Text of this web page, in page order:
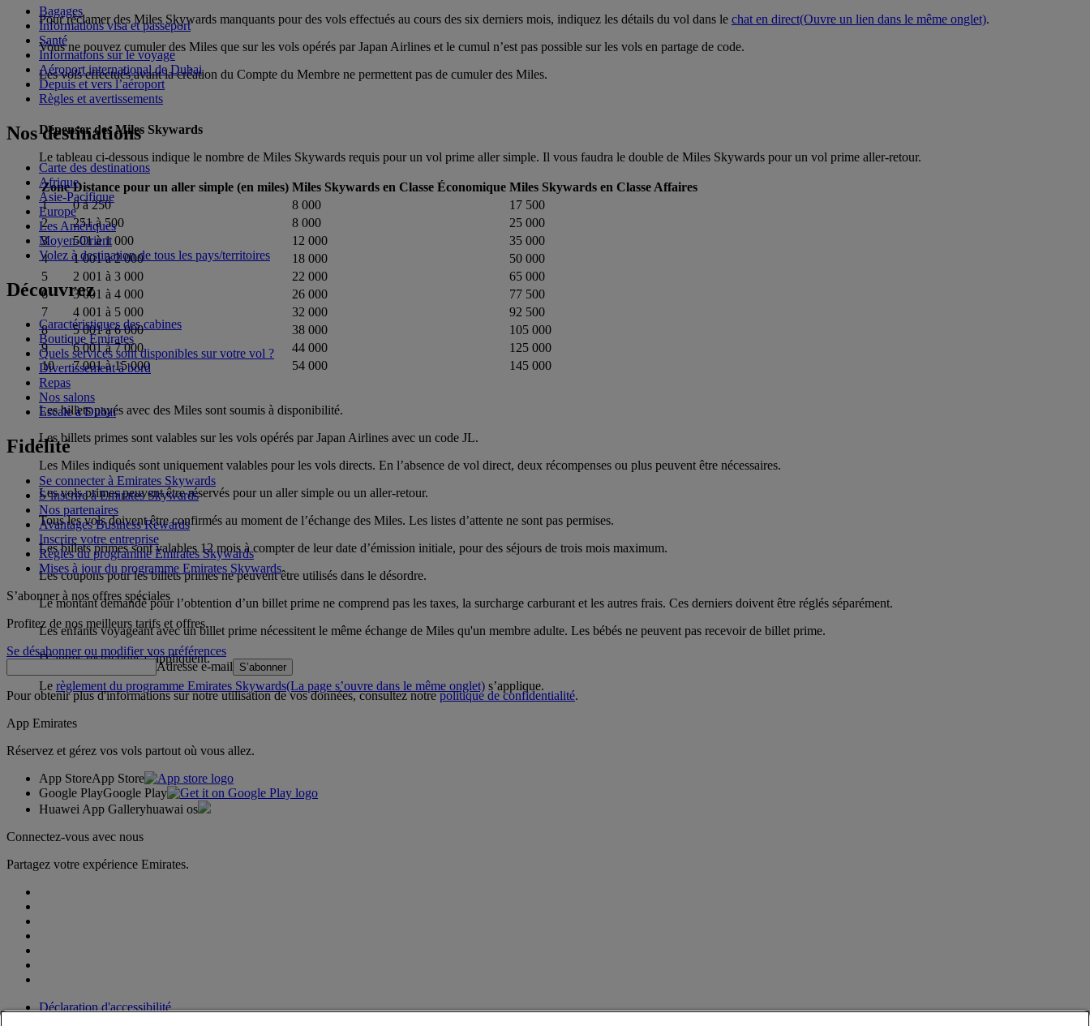
Pour réclamer des Miles Skywards manquants pour des vols effectués au cours des six derniers mois, indiquez les détails du vol dans le chat en direct(Ouvre un lien dans le même onglet).
Vous ne pouvez cumuler des Miles que sur les vols opérés par Japan Airlines et le cumul n’est pas possible sur les vols en partage de code.
Les vols effectués avant la création du Compte du Membre ne permettent pas de cumuler des Miles.
Dépenser des Miles Skywards
Le tableau ci-dessous indique le nombre de Miles Skywards requis pour un vol prime aller simple. Il vous faudra le double de Miles Skywards pour un vol prime aller-retour.
Zone Distance pour un aller simple (en miles) Miles Skywards en Classe Économique Miles Skywards en Classe Affaires
1
0 à 250 8 000
17 500
2
251 à 500 8 000
25 000
3
501 à 1 000 12 000
35 000
4
1 001 à 2 000 18 000
50 000
5
2 001 à 3 000 22 000
65 000
6
3 001 à 4 000 26 000
77 500
7
4 001 à 5 000 32 000
92 500
8
5 001 à 6 000 38 000
105 000
9
6 001 à 7 000 44 000
125 000
10
7 001 à 15 000 54 000 145 000
Les billets payés avec des Miles sont soumis à disponibilité.
Les billets primes sont valables sur les vols opérés par Japan Airlines avec un code JL.
Les Miles indiqués sont uniquement valables pour les vols directs. En l’absence de vol direct, deux récompenses ou plus peuvent être nécessaires.
Les vols primes peuvent être réservés pour un aller simple ou un aller-retour.
Tous les vols doivent être confirmés au moment de l’échange des Miles. Les listes d’attente ne sont pas permises.
Les billets primes sont valables 12 mois à compter de leur date d’émission initiale, pour des séjours de trois mois maximum.
Les coupons pour les billets primes ne peuvent être utilisés dans le désordre.
Le montant demandé pour l’obtention d’un billet prime ne comprend pas les taxes, la surcharge carburant et les autres frais. Ces derniers doivent être réglés séparément.
Les enfants voyageant avec un billet prime nécessitent le même échange de Miles qu'un membre adulte. Les bébés ne peuvent pas recevoir de billet prime.
D’autres restrictions s’appliquent.
Le règlement du programme Emirates Skywards(La page s’ouvre dans le même onglet) s’applique.
Bagages
Informations visa et passeport
Santé
Informations sur le voyage
Aéroport international de Dubai
Depuis et vers l’aéroport
Règles et avertissements
Nos destinations
Carte des destinations
Afrique
Asie-Pacifique
Europe
Les Amériques
Moyen-Orient
Volez à destination de tous les pays/territoires
Découvrez
Caractéristiques des cabines
Boutique Emirates
Quels services sont disponibles sur votre vol ?
Divertissement à bord
Repas
Nos salons
Escale à Dubai
Fidélité
Se connecter à Emirates Skywards
S’inscrire à Emirates Skywards
Nos partenaires
Avantages Business Rewards
Inscrire votre entreprise
Règles du programme Emirates Skywards
Mises à jour du programme Emirates Skywards
S’abonner à nos offres spéciales
Profitez de nos meilleurs tarifs et offres.
Se désabonner ou modifier vos préférences
Adresse e-mail
S’abonner
Pour obtenir plus d'informations sur notre utilisation de vos données, consultez notrepolitique de confidentialité.
App Emirates
Réservez et gérez vos vols partout où vous allez.
App StoreApp Store
Google PlayGoogle Play
Huawei App Galleryhuawai os
Connectez-vous avec nous
Partagez votre expérience Emirates.
Déclaration d'accessibilité